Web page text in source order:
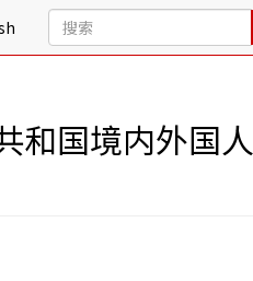
和国境内外国